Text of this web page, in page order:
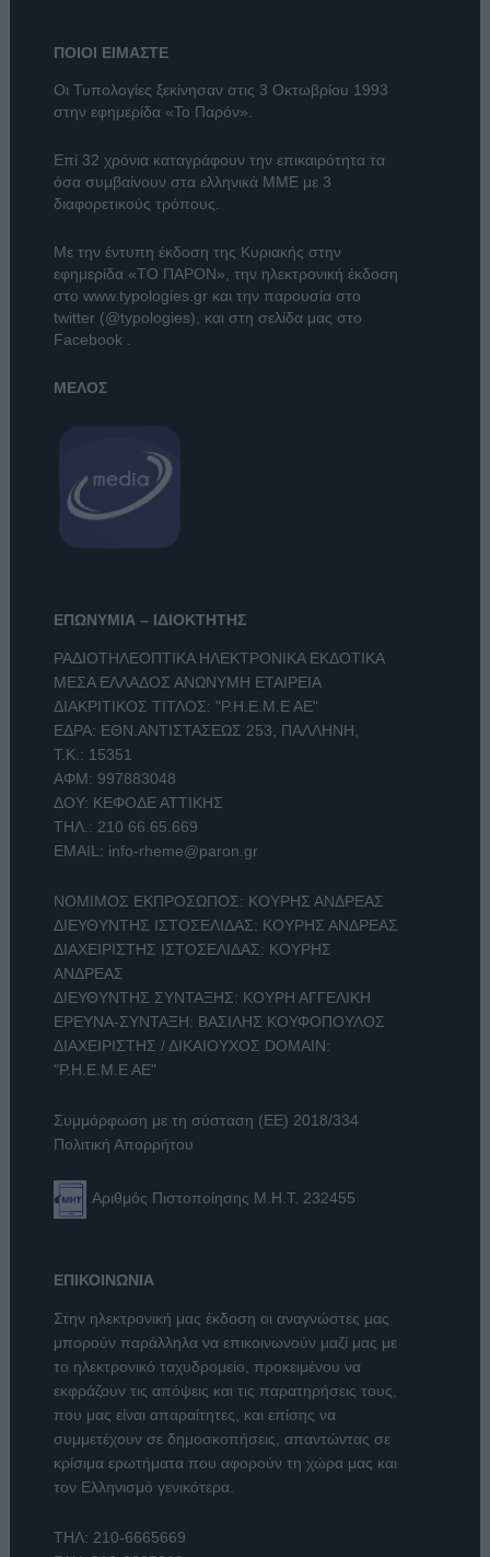
ΠΟΙΟΙ ΕΙΜΑΣΤΕ
Οι Τυπολογίες ξεκίνησαν στις 3 Οκτωβρίου 1993
στην εφημερίδα «Το Παρόν».
Επί 32 χρόνια καταγράφουν την επικαιρότητα τα
όσα συμβαίνουν στα ελληνικά ΜΜΕ με 3
διαφορετικούς τρόπους.
Με την έντυπη έκδοση της Κυριακής στην
εφημερίδα «ΤΟ ΠΑΡΟΝ», την ηλεκτρονική έκδοση
στο www.typologies.grκαι την παρουσία στο
twitter (@typologies), και στη σελίδα μας στο
Facebook .
ΜΕΛΟΣ
ΕΠΩΝΥΜΙΑ – ΙΔΙΟΚΤΗΤΗΣ
ΡΑΔΙΟΤΗΛΕΟΠΤΙΚΑ ΗΛΕΚΤΡΟΝΙΚΑ ΕΚΔΟΤΙΚΑ
ΜΕΣΑ ΕΛΛΑΔΟΣ ΑΝΩΝΥΜΗ ΕΤΑΙΡΕΙΑ
ΔΙΑΚΡΙΤΙΚΟΣ ΤΙΤΛΟΣ: "Ρ.Η.Ε.Μ.Ε ΑΕ"
ΕΔΡΑ: ΕΘΝ.ΑΝΤΙΣΤΑΣΕΩΣ 253, ΠΑΛΛΗΝΗ,
Τ.Κ.: 15351
ΑΦΜ: 997883048
ΔΟΥ: ΚΕΦΟΔΕ ΑΤΤΙΚΗΣ
ΤΗΛ.: 210 66.65.669
EMAIL: info-rheme@paron.gr
ΝΟΜΙΜΟΣ ΕΚΠΡΟΣΩΠΟΣ: ΚΟΥΡΗΣ ΑΝΔΡΕΑΣ
ΔΙΕΥΘΥΝΤΗΣ ΙΣΤΟΣΕΛΙΔΑΣ: ΚΟΥΡΗΣ ΑΝΔΡΕΑΣ
ΔΙΑΧΕΙΡΙΣΤΗΣ ΙΣΤΟΣΕΛΙΔΑΣ: ΚΟΥΡΗΣ
ΑΝΔΡΕΑΣ
ΔΙΕΥΘΥΝΤΗΣ ΣΥΝΤΑΞΗΣ: ΚΟΥΡΗ ΑΓΓΕΛΙΚΗ
ΕΡΕΥΝΑ-ΣΥΝΤΑΞΗ: ΒΑΣΙΛΗΣ ΚΟΥΦΟΠΟΥΛΟΣ
ΔΙΑΧΕΙΡΙΣΤΗΣ / ΔΙΚΑΙΟΥΧΟΣ DOMAIN:
"Ρ.Η.Ε.Μ.Ε ΑΕ"
Συμμόρφωση με τη σύσταση (ΕΕ) 2018/334
Πολιτική Απορρήτου
Αριθμός Πιστοποίησης Μ.Η.Τ. 232455
ΕΠΙΚΟΙΝΩΝΙΑ
Στην ηλεκτρονική μας έκδοση οι αναγνώστες μας
μπορούν παράλληλα να επικοινωνούν μαζί μας με
το ηλεκτρονικό ταχυδρομείο, προκειμένου να
εκφράζουν τις απόψεις και τις παρατηρήσεις τους,
που μας είναι απαραίτητες, και επίσης να
συμμετέχουν σε δημοσκοπήσεις, απαντώντας σε
κρίσιμα ερωτήματα που αφορούν τη χώρα μας και
τον Ελληνισμό γενικότερα.
ΤΗΛ: 210-6665669